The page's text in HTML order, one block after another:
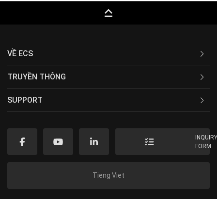
keyboard_capslock
VỀ ECS
TRUYỀN THÔNG
SUPPORT
FORM
Tieng Viet